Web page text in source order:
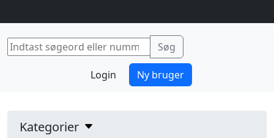
Login Ny bruger
Kategorier